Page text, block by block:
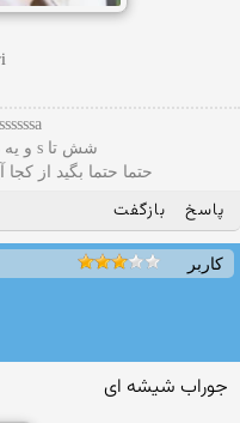
شش تا s و یه دونه a غیر از این فیکه
حتما حتما بگید از
پاسخ بازگفت
کاربر
جوراب شیشه ای